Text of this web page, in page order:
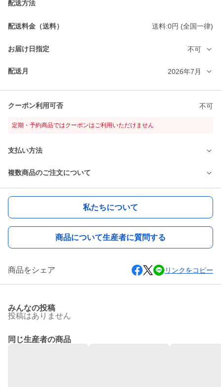
配送方法
配送料金（送料） 送料:0円 (全国一律)
お届け日指定 不可
配送月 2026年7月
クーポン利用可否 不可
定期・予約商品ではクーポンはご利用いただけません
支払い方法
複数商品のご注文について
私たちについて
商品について生産者に質問する
商品をシェア リンクをコピー
みんなの投稿
投稿はありません
同じ生産者の商品